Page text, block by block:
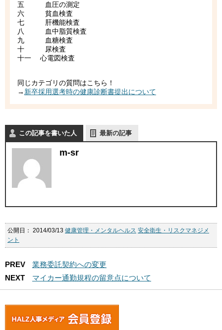
五 血圧の測定
六 貧血検査
七 肝機能検査
八 血中脂質検査
九 血糖検査
十 尿検査
十一 心電図検査
同じカテゴリの質問はこちら！
→ 新卒採用選考時の健康診断書提出について
この記事を書いた人 最新の記事
m-sr
公開日： 2014/03/13 健康管理・メンタルヘルス 安全衛生・リスクマネジメ
ント
PREV
業務委託契約への変更
NEXT
マイカー通勤規程の留意点について